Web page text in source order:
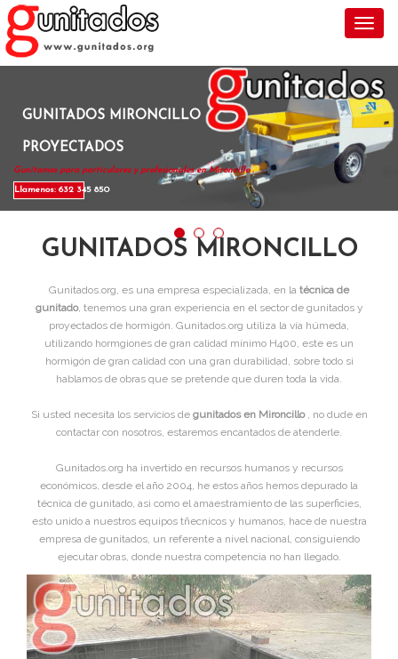
GUNITADOS MIRONCILLO
PROYECTADOS
Gunitamos para particulares y profesionales en Mironcillo .
Llamenos: 632 345 850
GUNITADOS MIRONCILLO
Gunitados.org, es una empresa especializada, en la técnica de
gunitado, tenemos una gran experiencia en el sector de gunitados y
proyectados de hormigón. Gunitados.org utiliza la vía húmeda,
utilizando hormgiones de gran calidad mínimo H400, este es un
hormigón de gran calidad con una gran durabilidad, sobre todo si
hablamos de obras que se pretende que duren toda la vida.
Si usted necesita los servicios de gunitados en Mironcillo , no dude en
contactar con nosotros, estaremos encantados de atenderle.
Gunitados.org ha invertido en recursos humanos y recursos
económicos, desde el año 2004, he estos años hemos depurado la
técnica de gunitado, asi como el amaestramiento de las superficies,
esto unido a nuestros equipos tñecnicos y humanos, hace de nuestra
empresa de gunitados, un referente a nivel nacional, consiguiendo
ejecutar obras, donde nuestra competencia no han llegado.